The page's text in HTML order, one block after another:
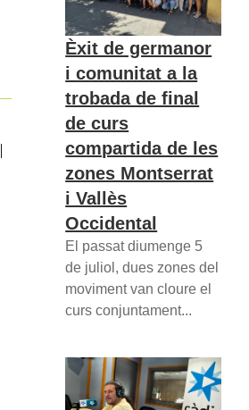
Èxit de germanor
i comunitat a la
trobada de final
de curs
compartida de les
zones Montserrat
i Vallès
Occidental
El passat diumenge 5
de juliol, dues zones del
moviment van cloure el
curs conjuntament...